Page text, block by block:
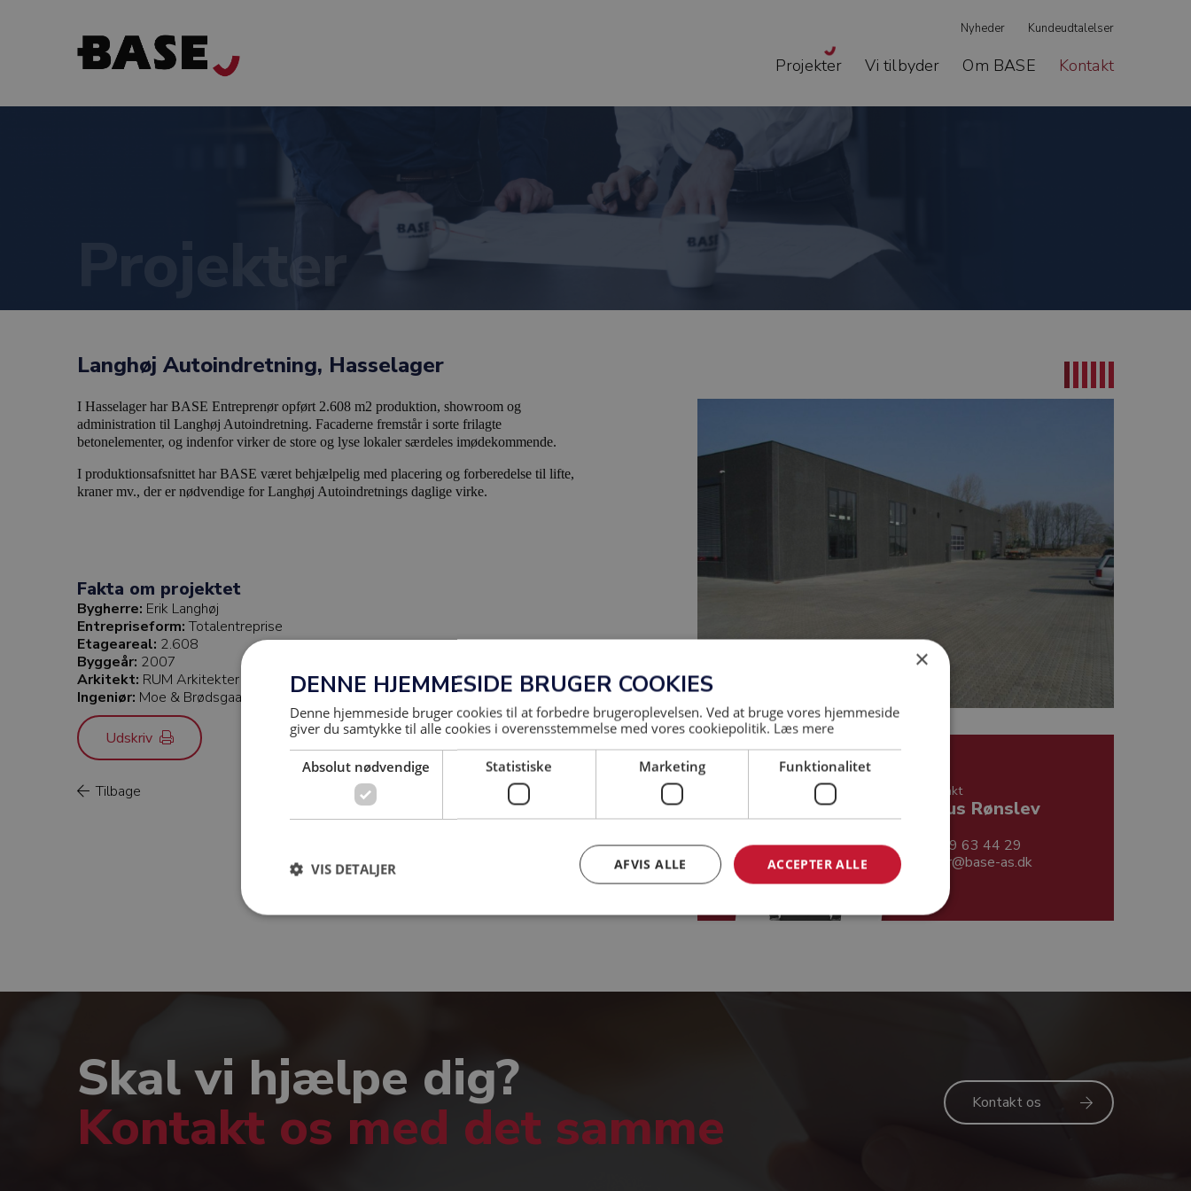
Nyheder Kundeudtalelser
Projekter Vi tilbyder Om BASE Kontakt
Projekter
Langhøj Autoindretning, Hasselager
I Hasselager har BASE Entreprenør opført 2.608 m2 produktion, showroom og
administration til Langhøj Autoindretning. Facaderne fremstår i sorte frilagte
betonelementer, og indenfor virker de store og lyse lokaler særdeles imødekommende.
I produktionsafsnittet har BASE været behjælpelig med placering og forberedelse til lifte,
kraner mv., der er nødvendige for Langhøj Autoindretnings daglige virke.
Fakta om projektet
Bygherre: Erik Langhøj
Entrepriseform: Totalentreprise
Etageareal: 2.608
Byggeår: 2007
Arkitekt: RUM Arkitekter
Ingeniør: Moe & Brødsgaard
Udskriv
Tilbage Kontakt
Klaus Rønslev
29 63 44 29
kr@base-as.dk
Skal vi hjælpe dig?
Kontakt os med det samme Kontakt os
×
DENNE HJEMMESIDE BRUGER COOKIES
Denne hjemmeside bruger cookies til at forbedre brugeroplevelsen. Ved at bruge vores hjemmeside
giver du samtykke til alle cookies i overensstemmelse med vores cookiepolitik. Læs mere
Absolut nødvendige Statistiske Marketing Funktionalitet
ACCEPTER ALLE
AFVIS ALLE
VIS DETALJER